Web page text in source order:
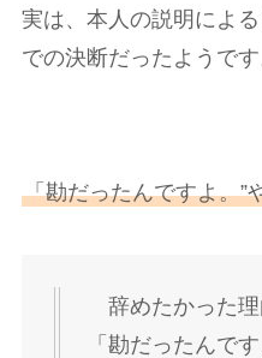
実は、本人の説明によ
での決断だったようです
「勘だったんですよ。”
辞めたかった理
「勘だったんで